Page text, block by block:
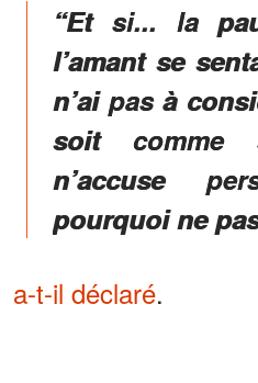
“Et si... la
l’amant se
n’ai pas à
soit comme
n’accuse
pourquoi ne
a-t-il déclaré.